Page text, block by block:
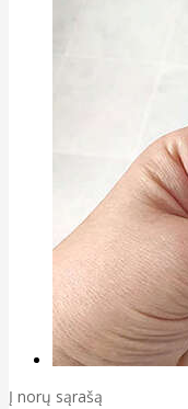
Į norų sąrašą